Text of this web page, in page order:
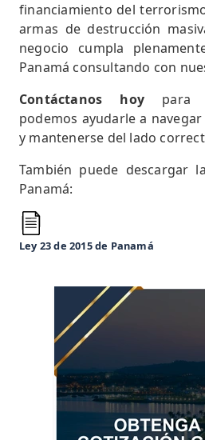
financiamiento del
armas de destrucción
negocio cumpla
Panamá consultando con
Contáctanos hoy para
podemos ayudarle a
y mantenerse del lado
También puede descargar
Panamá:
Ley 23 de 2015 de Panamá